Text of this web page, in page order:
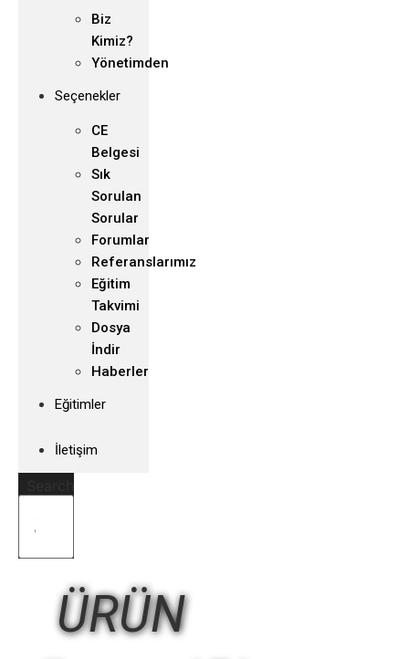
Biz
Kimiz?
Yönetimden
Seçenekler
CE
Belgesi
Sık
Sorulan
Sorular
Forumlar
Referanslarımız
Eğitim
Takvimi
Dosya
İndir
Haberler
Eğitimler
İletişim
ÜRÜN